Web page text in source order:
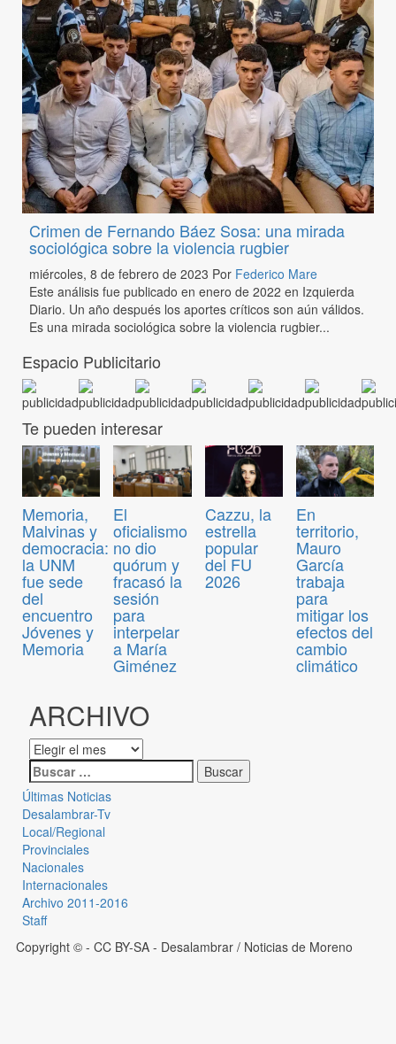
Crimen de Fernando Báez Sosa: una mirada
sociológica sobre la violencia rugbier
miércoles, 8 de febrero de 2023 Por Federico Mare
Este análisis fue publicado en enero de 2022 en Izquierda
Diario. Un año después los aportes críticos son aún válidos.
Es una mirada sociológica sobre la violencia rugbier...
Espacio Publicitario
Te pueden interesar
Memoria,
Malvinas y
democracia:
la UNM
fue sede
del
encuentro
Jóvenes y
Memoria
El
oficialismo
no dio
quórum y
fracasó la
sesión
para
interpelar
a María
Giménez
Cazzu, la
estrella
popular
del FU
2026
En
territorio,
Mauro
García
trabaja
para
mitigar los
efectos del
cambio
climático
ARCHIVO
Últimas Noticias
Desalambrar-Tv
Local/Regional
Provinciales
Nacionales
Internacionales
Archivo 2011-2016
Staff
Copyright © - CC BY-SA - Desalambrar / Noticias de Moreno